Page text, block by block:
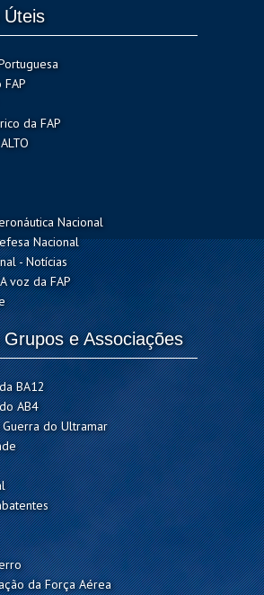
Úteis
FAP
da FAP
Nacional
Nacional
- Notícias
voz da FAP
e Associações
BA12
AB4
do Ultramar
da Força Aérea